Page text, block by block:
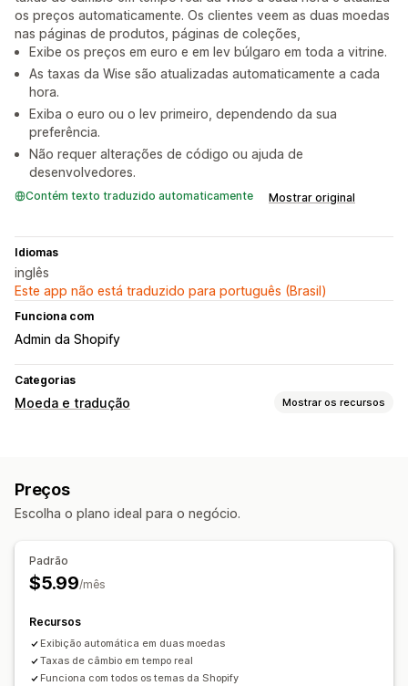
os preços automaticamente. Os clientes veem as duas moedas
nas páginas de produtos, páginas de coleções,
Exibe os preços em euro e em lev búlgaro em toda a vitrine.
As taxas da Wise são atualizadas automaticamente a cada
hora.
Exiba o euro ou o lev primeiro, dependendo da sua
preferência.
Não requer alterações de código ou ajuda de
desenvolvedores.
Contém texto traduzido automaticamente Mostrar original
Idiomas
inglês
Este app não está traduzido para português (Brasil)
Funciona com
Admin da Shopify
Categorias
Moeda e tradução Mostrar os recursos
Preços
Escolha o plano ideal para o negócio.
Padrão
$5.99/mês
Recursos
Exibição automática em duas moedas
Taxas de câmbio em tempo real
Funciona com todos os temas da Shopify